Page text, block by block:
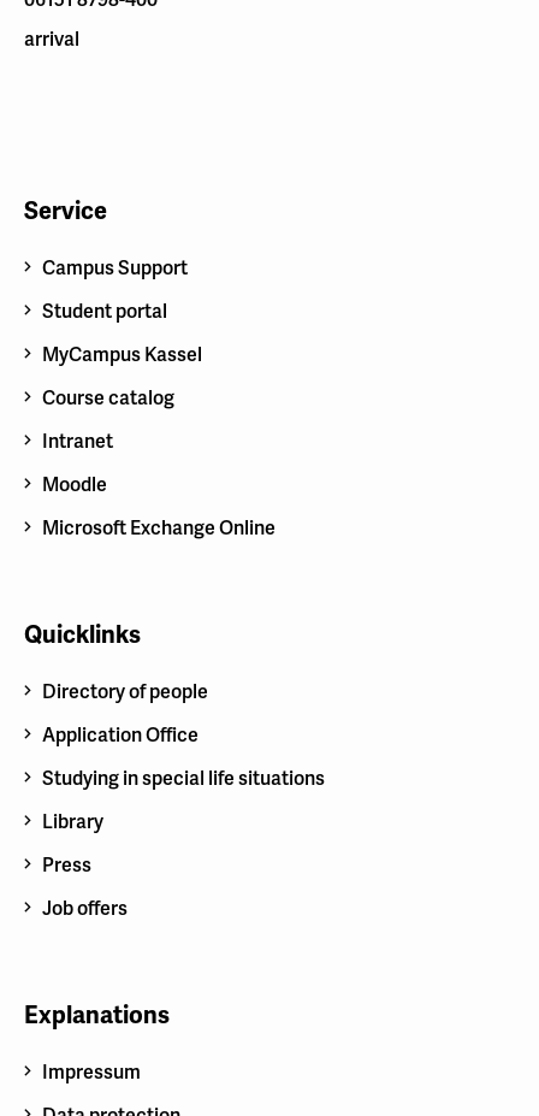
arrival
Service
Campus Support
Student portal
MyCampus Kassel
Course catalog
Intranet
Moodle
Microsoft Exchange Online
Quicklinks
Directory of people
Application Office
Studying in special life situations
Library
Press
Job offers
Explanations
Impressum